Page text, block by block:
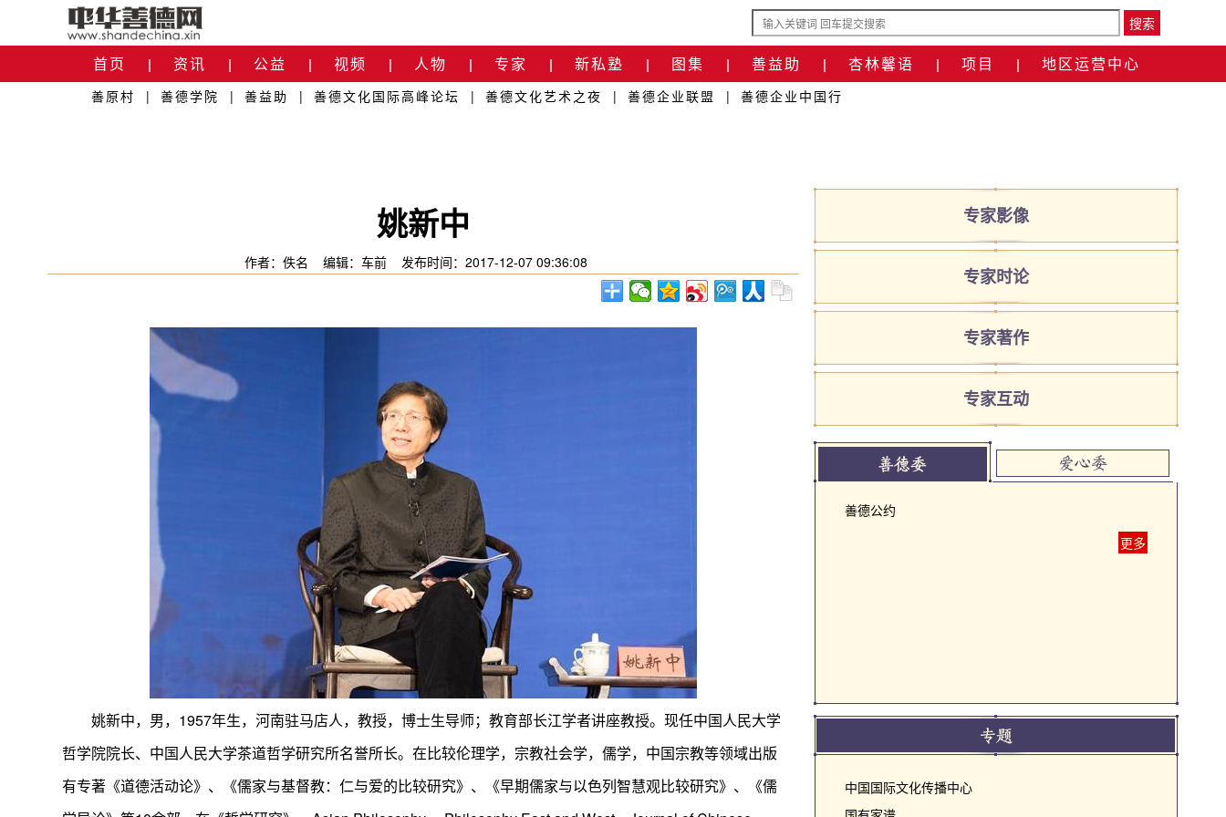
搜索
首页 | 资讯 | 公益 | 视频 | 人物 | 专家 | 新私塾 | 图集 | 善益助 | 杏林馨语 | 项目 | 地区运营中心
关于我们
善原村 | 善德学院 | 善益助 | 善德文化国际高峰论坛 | 善德文化艺术之夜 | 善德企业联盟 | 善德企业中国行
姚新中
作者：佚名 编辑：车前 发布时间：2017-12-07 09:36:08
姚新中，男，1957年生，河南驻马店人，教授，博士生导师；教育部长江学者讲座教授。现任中国人民大学
哲学院院长、中国人民大学茶道哲学研究所名誉所长。在比较伦理学，宗教社会学，儒学，中国宗教等领域出版
有专著《道德活动论》、《儒家与基督教：仁与爱的比较研究》、《早期儒家与以色列智慧观比较研究》、《儒
专家影像
专家时论
专家著作
专家互动
善德公约
更多
中国国际文化传播中心